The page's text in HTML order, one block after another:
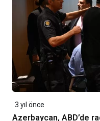
3 yıl önce
Azerbaycan, ABD’de